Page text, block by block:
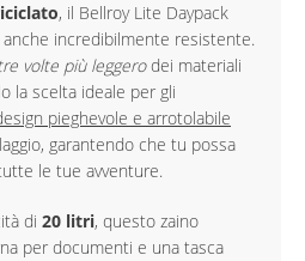
, il Bellroy Lite Daypack
incredibilmente resistente.
volte più leggerodei materiali
la scelta ideale per gli
pieghevole e arrotolabile
garantendo che tu possa
le tue avventure.
di 20 litri, questo zaino
per documenti e una tasca